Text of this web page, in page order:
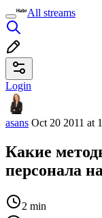
All streams
Login
asans Oct 20 2011 at
Какие
персонала
2 min